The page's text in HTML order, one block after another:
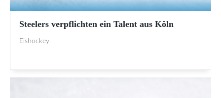
Steelers verpflichten ein Talent aus Köln
Eishockey